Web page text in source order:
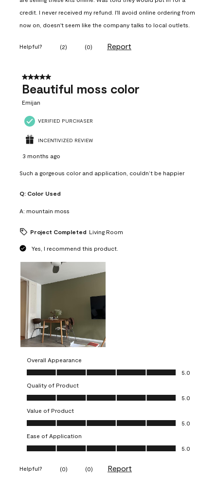
credit. I never received my refund. I'll avoid online ordering from
now on, doesn't seem like the company talks to local outlets.
Helpful? (2) (0) Report
5 out of 5 stars.
Beautiful moss color
Emijan
VERIFIED PURCHASER
INCENTIVIZED REVIEW
3 months ago
Such a gorgeous color and application, couldn’t be happier
Q: Color Used
A: mountain moss
Project Completed Living Room
Yes, I recommend this product.
Overall Appearance
Overall Appearance, 5.0 out of 5
5.0
Quality of Product
Quality of Product, 5.0 out of 5
5.0
Value of Product
Value of Product, 5.0 out of 5
5.0
Ease of Application
Ease of Application, 5.0 out of 5
5.0
Helpful? (0) (0) Report